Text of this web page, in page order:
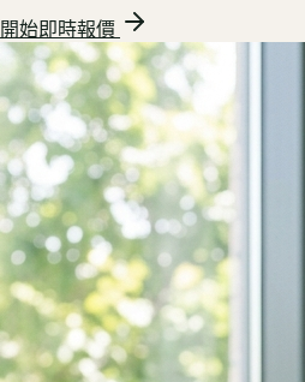
開始即時報價